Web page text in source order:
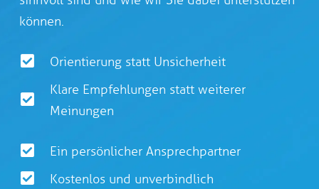
können.
Orientierung statt Unsicherheit
Klare Empfehlungen statt weiterer
Meinungen
Ein persönlicher Ansprechpartner
Kostenlos und unverbindlich